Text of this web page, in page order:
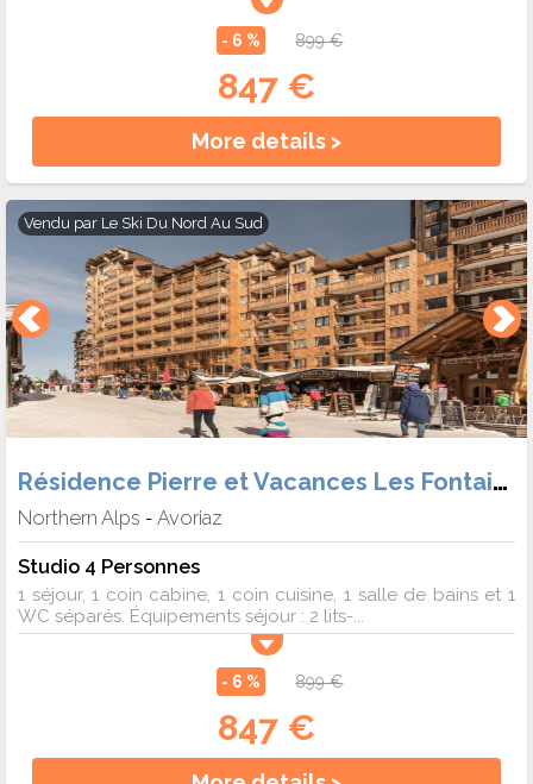
- 6 % 899 €
847 €
More details >
Vendu par Le Ski Du Nord Au Sud
Résidence Pierre et Vacances Les Fontaines Blanches
Northern Alps - Avoriaz
Studio 4 Personnes
1 séjour, 1 coin cabine, 1 coin cuisine, 1 salle de bains et 1
WC séparés. Équipements séjour : 2 lits-...
- 6 % 899 €
847 €